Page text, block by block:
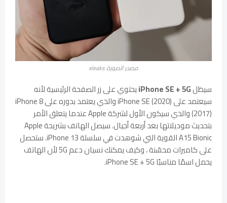
مصدر الصورة xleaks
سيظلiPhone SE + 5Gيحتوي على زر الصفحة الرئيسية لأنه
سيعتمد على iPhone SE (2020) والذي يعتمد بدوره على iPhone 8
(2017) والذي سيكون الأول لشركة Apple عندما يتعلق الأمر
بتحديث موديلاتها بعد أربعة أجيال. سيصل الهاتف بشريحة Apple
A15 Bionic القوية التي شوهدت في سلسلة iPhone 13. ستحصل
على كاميرات محسّنة ، وكيف يمكنك نسيان دعم 5G لأن الهاتف
يحمل اسمًا مناسبًا iPhone SE + 5G.